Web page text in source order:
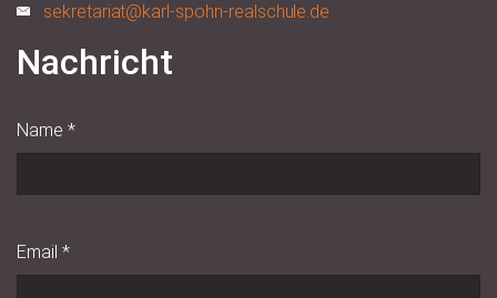
sekretariat@karl-spohn-realschule.de
Nachricht
Name *
Email *